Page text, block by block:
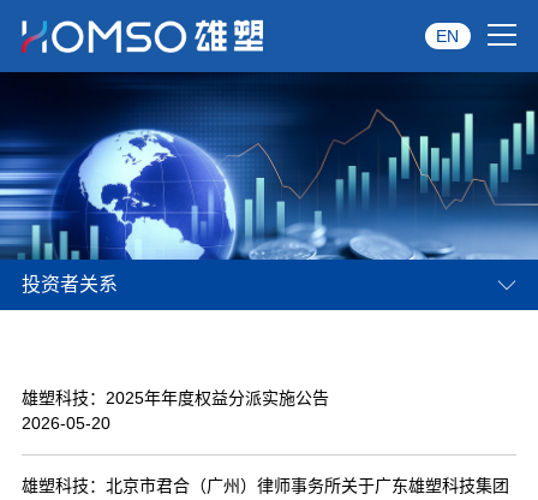
关于雄塑
产品中心
品牌服务
资讯中心
EN
投资者关系
雄塑科技：2025年年度权益分派实施公告
2026-05-20
雄塑科技：北京市君合（广州）律师事务所关于广东雄塑科技集团